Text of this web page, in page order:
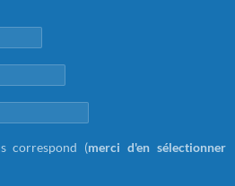
correspond (merci d'en sélectionner